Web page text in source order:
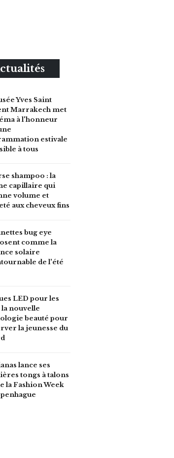
Yves Saint
Marrakech met
à l'honneur
estivale
à tous
shampoo : la
capillaire qui
volume et
aux cheveux fins
bug eye
comme la
solaire
de l'été
LED pour les
la nouvelle
beauté pour
la jeunesse du
lance ses
tongs à talons
la Fashion Week